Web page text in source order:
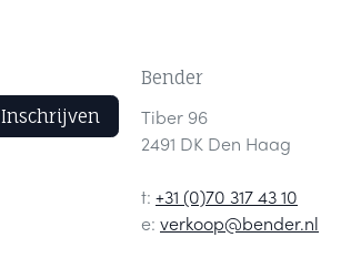
Inschrijven
Bender
Tiber 96
2491 DK Den Haag
t: +31 (0)70 317 43 10
e: verkoop@bender.nl